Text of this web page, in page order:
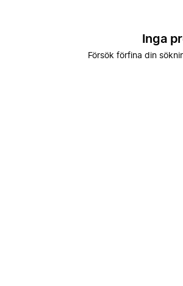
Inga
Försök förfina din